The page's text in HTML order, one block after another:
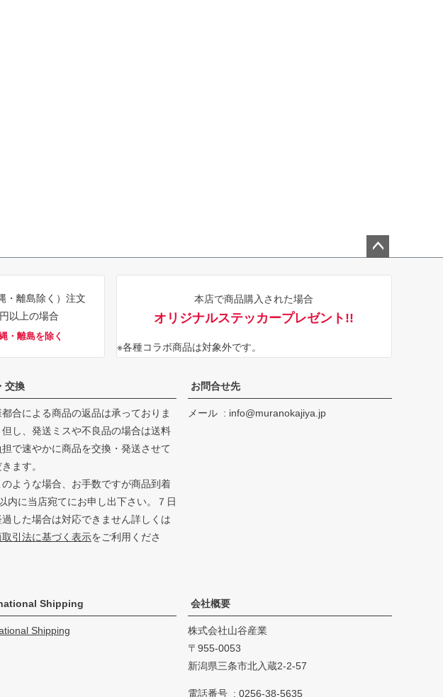
・離島除く）注文
以上の場合
・離島を除く
本店で商品購入された場合
オリジナルステッカープレゼント!!
※各種コラボ商品は対象外です。
交換
都合による商品の返品は承っておりま
し、発送ミスや不良品の場合は送料
担で速やかに商品を交換・発送させて
ます。
のような場合、お手数ですが商品到着
内に当店宛てにお申し出下さい。７日
過した場合は対応できません詳しくは
引法に基づく表示をご利用くださ
お問合せ先
メール info@muranokajiya.jp
Shipping
Shipping
会社概要
株式会社山谷産業
955-0053
新潟県三条市北入蔵2-2-57
電話番号 0256-38-5635